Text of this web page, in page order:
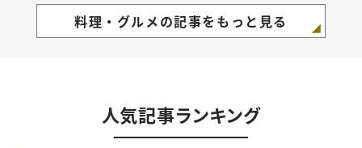
料理・グルメの記事をもっと見る
人気記事ランキング